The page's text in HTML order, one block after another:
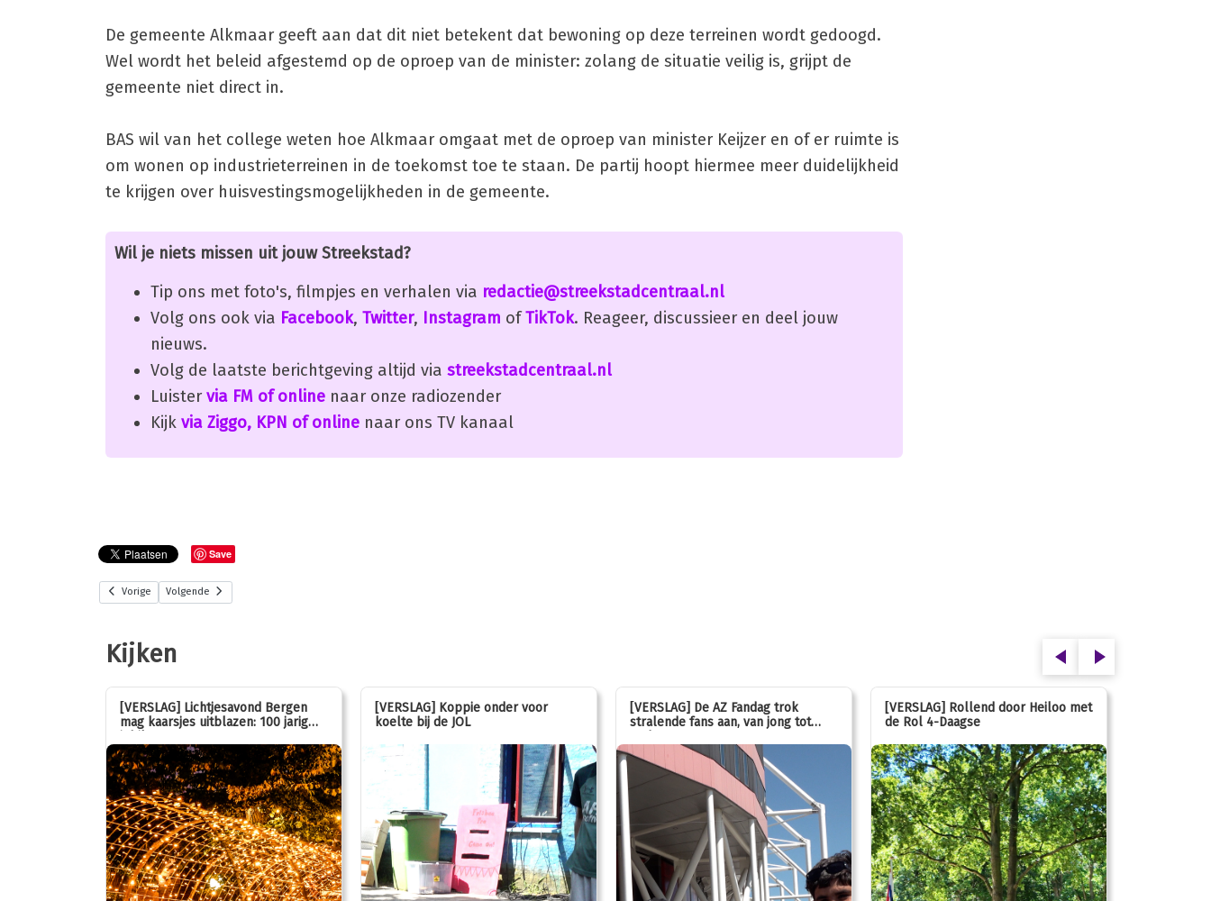
De gemeente Alkmaar geeft aan dat dit niet betekent dat bewoning op deze terreinen wordt gedoogd.
Wel wordt het beleid afgestemd op de oproep van de minister: zolang de situatie veilig is, grijpt de
gemeente niet direct in.
BAS wil van het college weten hoe Alkmaar omgaat met de oproep van minister Keijzer en of er ruimte is
om wonen op industrieterreinen in de toekomst toe te staan. De partij hoopt hiermee meer duidelijkheid
te krijgen over huisvestingsmogelijkheden in de gemeente.
Wil je niets missen uit jouw Streekstad?
Tip ons met foto's, filmpjes en verhalen via redactie@streekstadcentraal.nl
Volg ons ook via Facebook, Twitter, Instagram ofTikTok. Reageer, discussieer en deel jouw
nieuws.
Volg de laatste berichtgeving altijd via streekstadcentraal.nl
Luister via FM of online naar onze radiozender
Kijk via Ziggo, KPN of online naar ons TV kanaal
Save
Vorige Volgende
Kijken
[VERSLAG] Lichtjesavond Bergen
mag kaarsjes uitblazen: 100 jarig
[VERSLAG] Koppie onder voor
koelte bij de JOL
[VERSLAG] De AZ Fandag trok
stralende fans aan, van jong tot
[VERSLAG] Rollend door Heiloo met
de Rol 4-Daagse